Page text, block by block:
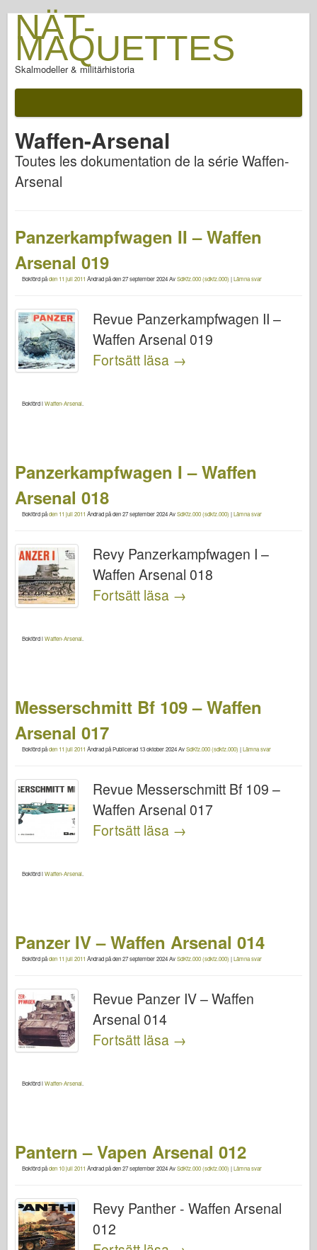
NÄT-
MAQUETTES
Skalmodeller & militärhistoria
Waffen-Arsenal
Toutes les dokumentation de la série Waffen-
Arsenal
Panzerkampfwagen II – Waffen
Arsenal 019
Bokförd påden 11 juli 2011 Ändrad påden 27 september 2024AvSdKfz.000 (sdkfz.000) |Lämna svar
Revue Panzerkampfwagen II –
Waffen Arsenal 019
Fortsätt läsa →
Bokförd iWaffen-Arsenal
Panzerkampfwagen I – Waffen
Arsenal 018
Bokförd påden 11 juli 2011 Ändrad påden 27 september 2024AvSdKfz.000 (sdkfz.000) |Lämna svar
Revy Panzerkampfwagen I –
Waffen Arsenal 018
Fortsätt läsa →
Bokförd iWaffen-Arsenal
Messerschmitt Bf 109 – Waffen
Arsenal 017
Bokförd påden 11 juli 2011 Ändrad påPublicerad 13 oktober 2024AvSdKfz.000 (sdkfz.000) |Lämna svar
Revue Messerschmitt Bf 109 –
Waffen Arsenal 017
Fortsätt läsa →
Bokförd iWaffen-Arsenal
Panzer IV – Waffen Arsenal 014
Bokförd påden 11 juli 2011 Ändrad påden 27 september 2024AvSdKfz.000 (sdkfz.000) |Lämna svar
Revue Panzer IV – Waffen
Arsenal 014
Fortsätt läsa →
Bokförd iWaffen-Arsenal
Pantern – Vapen Arsenal 012
Bokförd påden 10 juli 2011 Ändrad påden 27 september 2024AvSdKfz.000 (sdkfz.000) |Lämna svar
Revy Panther - Waffen Arsenal
012